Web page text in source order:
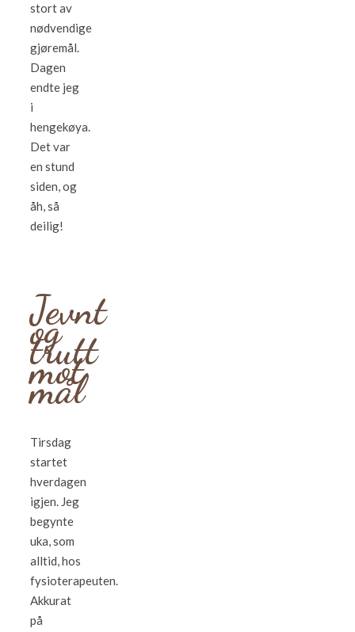
stort av
nødvendige
gjøremål.
Dagen
endte jeg
i
hengekøya.
Det var
en stund
siden, og
åh, så
deilig!
Jevnt
og
trutt
mot
mål
Tirsdag
startet
hverdagen
igjen. Jeg
begynte
uka, som
alltid, hos
fysioterapeuten.
Akkurat
på